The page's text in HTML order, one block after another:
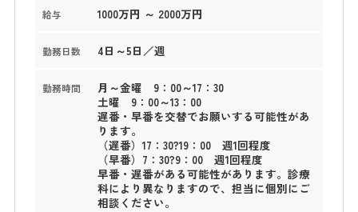
給与 1000万円 ～ 2000万円
勤務日数 4日～5日／週
勤務時間
月～金曜 9：00～17：30
土曜 9：00～13：00
遅番・早番を交替でお願いする可能性があ
ります。
（遅番）17：30?19：00 週1回程度
（早番）7：30?9：00 週1回程度
早番・遅番がある可能性があります。診療
科により異なりますので、担当に個別にご
相談ください。